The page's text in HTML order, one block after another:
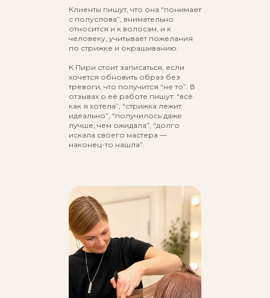
Клиенты пишут, что она “понимает
с полуслова”, внимательно
относится и к волосам, и к
человеку, учитывает пожелания
по стрижке и окрашиванию.
К Пири стоит записаться, если
хочется обновить образ без
тревоги, что получится “не то”. В
отзывах о её работе пишут: “всё
как я хотела”, “стрижка лежит
идеально”, “получилось даже
лучше, чем ожидала”, “долго
искала своего мастера —
наконец-то нашла”.